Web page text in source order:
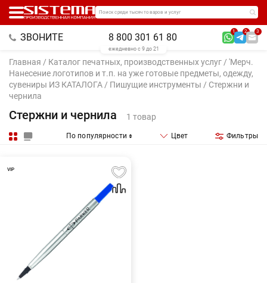
Поиск среди тысяч товаров и услуг
ЗВОНИТЕ 8 800 301 61 80
1 2 3
ежедневно с 9 до 21
Главная / Каталог печатных, производственных услуг / 'Мерч.
Нанесение логотипов и т.п. на уже готовые предметы, одежду,
сувениры ИЗ КАТАЛОГА / Пишущие инструменты / Стержни и
чернила
Стержни и чернила 1 товар
По популярности Цвет Фильтры
VIP